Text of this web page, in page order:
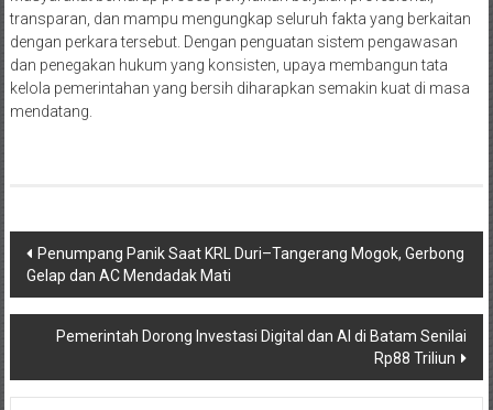
transparan, dan mampu mengungkap seluruh fakta yang berkaitan
dengan perkara tersebut. Dengan penguatan sistem pengawasan
dan penegakan hukum yang konsisten, upaya membangun tata
kelola pemerintahan yang bersih diharapkan semakin kuat di masa
mendatang.
Navigasi
pos
Penumpang Panik Saat KRL Duri–Tangerang Mogok, Gerbong
Gelap dan AC Mendadak Mati
Pemerintah Dorong Investasi Digital dan AI di Batam Senilai
Rp88 Triliun